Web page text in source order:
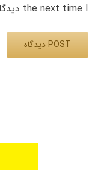
the next time I دیدگاه.